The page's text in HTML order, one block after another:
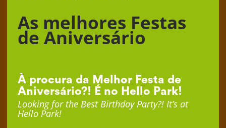
As melhores Festas
de Aniversário
À procura da Melhor Festa de
Aniversário?! É no Hello Park!
Looking for the Best Birthday Party?! It’s at
Hello Park!